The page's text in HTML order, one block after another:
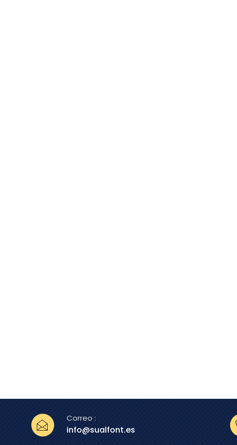
Correo :
info@sualfont.es